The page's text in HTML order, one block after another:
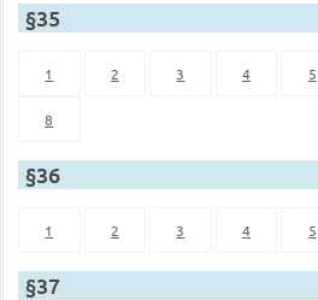
§35
1 2 3 4 5
8
§36
1 2 3 4 5
§37